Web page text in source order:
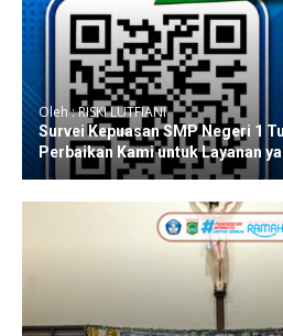
Oleh : RISKI LUTFIANI
Survei Kepuasan SMP Negeri 1
Perbaikan Kami untuk Layanan